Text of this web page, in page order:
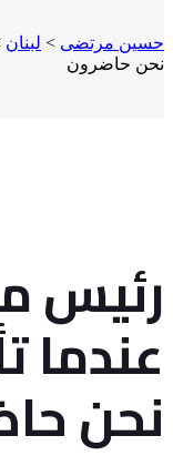
حسين مرتضى > لبنان
نحن حاضرون
رئيس
عندما
نحن